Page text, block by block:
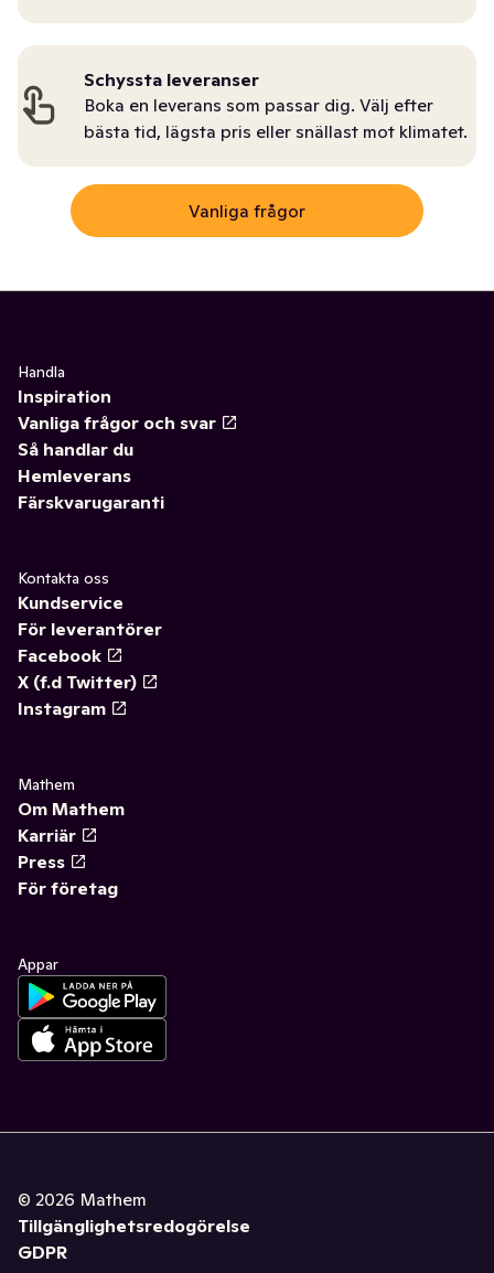
Schyssta leveranser
Boka en leverans som passar dig. Välj efter
bästa tid, lägsta pris eller snällast mot klimatet.
Vanliga frågor
Handla
Inspiration
Vanliga frågor och svar
Så handlar du
Hemleverans
Färskvarugaranti
Kontakta oss
Kundservice
För leverantörer
Facebook
X (f.d Twitter)
Instagram
Mathem
Om Mathem
Karriär
Press
För företag
Appar
© 2026 Mathem
Tillgänglighetsredogörelse
GDPR